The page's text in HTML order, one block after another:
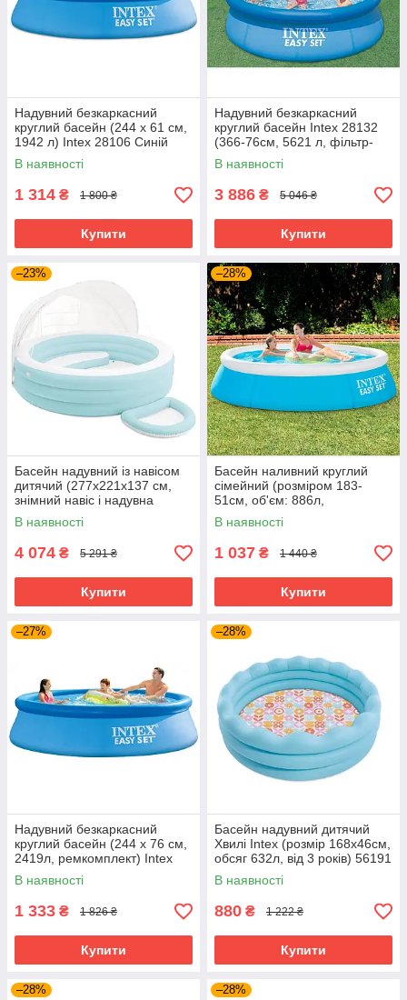
Надувний безкаркасний
круглий басейн (244 х 61 см,
1942 л) Intex 28106 Синій
В наявності
1 314 ₴ 1 800 ₴
Купити
Надувний безкаркасний
круглий басейн Intex 28132
(366-76см, 5621 л, фільтр-
насос 230V) Синій
В наявності
3 886 ₴ 5 046 ₴
Купити
–23%
Басейн надувний із навісом
дитячий (277х221х137 см,
знімний навіс і надувна
ванночка для ніг, 830 л)
57195
В наявності
4 074 ₴ 5 291 ₴
Купити
–28%
Басейн наливний круглий
сімейний (розміром 183-
51см, об'єм: 886л,
ремкомплект) Intex 28101
В наявності
1 037 ₴ 1 440 ₴
Купити
–27%
Надувний безкаркасний
круглий басейн (244 х 76 см,
2419л, ремкомплект) Intex
28110 Синій
В наявності
1 333 ₴ 1 826 ₴
Купити
–28%
Басейн надувний дитячий
Хвилі Intex (розмір 168x46см,
обсяг 632л, від 3 років) 56191
В наявності
880 ₴ 1 222 ₴
Купити
–28% –28%